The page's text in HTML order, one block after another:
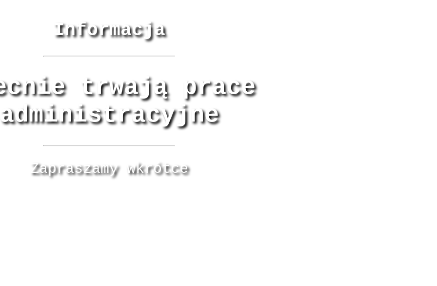
Informacja
trwają prace
administracyjne
Zapraszamy wkrótce